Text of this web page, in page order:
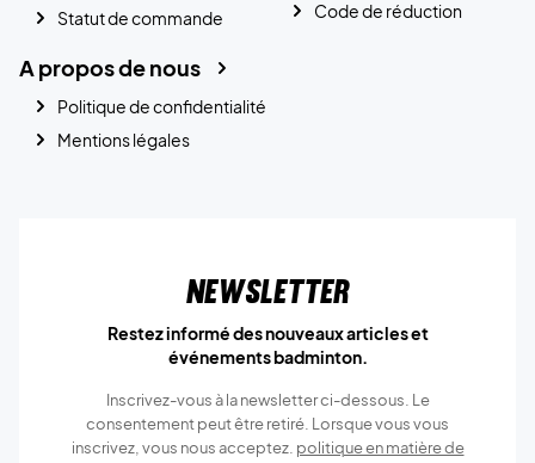
Statut de commande
Code de réduction
A propos de nous
Politique de confidentialité
Mentions légales
Newsletter
Restez informé des nouveaux articles et
événements badminton.
Inscrivez-vous à la newsletter ci-dessous. Le
consentement peut être retiré. Lorsque vous vous
inscrivez, vous nous acceptez. politique en matière de